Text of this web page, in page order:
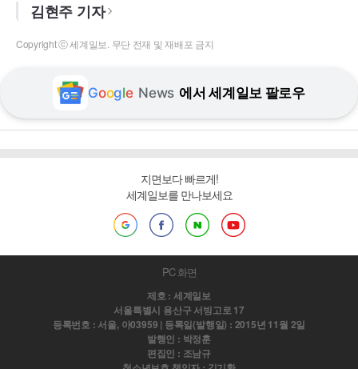
김현주 기자
Copyright ⓒ 세계일보. 무단 전재 및 재배포 금지
Google News 에서 세계일보 팔로우
지면보다 빠르게!
세계일보를 만나보세요
PC 화면
제호 : 세계일보
서울특별시 용산구 서빙고로 17
등록번호 : 서울, 아03959 | 등록일(발행일) : 2015년 11월 2일
발행인 : 박정훈
편집인 : 조남규